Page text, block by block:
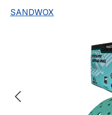
SANDWOX
Bildergalerie überspringen